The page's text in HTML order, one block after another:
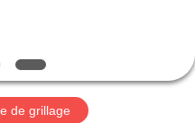
de grillage